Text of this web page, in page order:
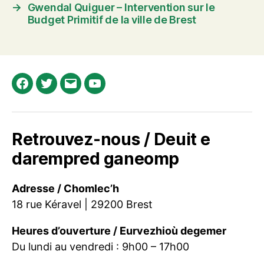
→
Gwendal Quiguer – Intervention sur le
Budget Primitif de la ville de Brest
Facebook
Twitter
E-
Youtube
Retrouvez-nous / Deuit e
darempred ganeomp
Adresse / Chomlec’h
18 rue Kéravel | 29200 Brest
Heures d’ouverture / Eurvezhioù degemer
Du lundi au vendredi : 9h00 – 17h00